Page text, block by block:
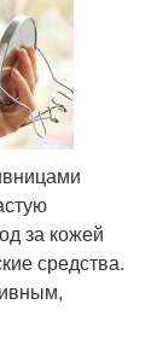
за кожей
средства.